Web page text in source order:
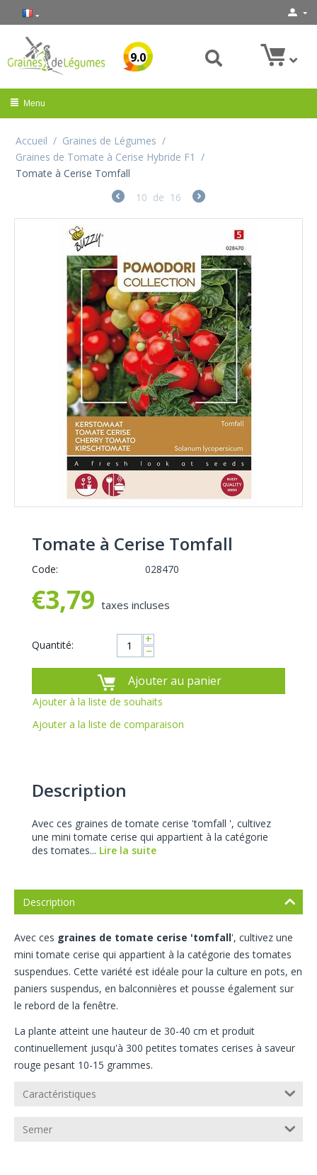
9.0
Menu
Accueil / Graines de Légumes /
Graines de Tomate à Cerise Hybride F1 /
Tomate à Cerise Tomfall
10 de 16
Tomate à Cerise Tomfall
Code: 028470
€3,79 taxes incluses
Quantité: +
−
Ajouter au panier
Ajouter à la liste de souhaits
Ajouter a la liste de comparaison
Description
Avec ces graines de tomate cerise 'tomfall ', cultivez
une mini tomate cerise qui appartient à la catégorie
des tomates... Lire la suite
Description
Avec ces graines de tomate cerise 'tomfall', cultivez une
mini tomate cerise qui appartient à la catégorie des tomates
suspendues. Cette variété est idéale pour la culture en pots, en
paniers suspendus, en balconnières et pousse également sur
le rebord de la fenêtre.
La plante atteint une hauteur de 30-40 cm et produit
continuellement jusqu'à 300 petites tomates cerises à saveur
rouge pesant 10-15 grammes.
Caractéristiques
Semer